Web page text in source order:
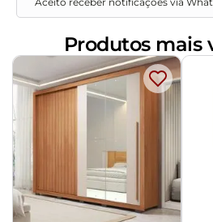
Produtos mais